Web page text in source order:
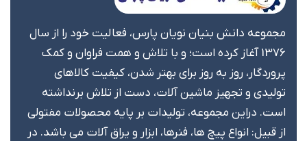
مجموعه دانش بنیان نویان پارس، فعالیت خود را از سال
1376 آغاز کرده است؛ و با تلاش و همت فراوان و کمک
پروردگار، روز به روز برای بهتر شدن، کیفیت کالاهای
تولیدی و تجهیز ماشین آلات، دست از تلاش برنداشته
است. دراین مجموعه، تولیدات بر پایه محصولات مفتولی
از قبیل: انواع پیچ ها، فنرها، ابزار و یراق آلات می باشد. در